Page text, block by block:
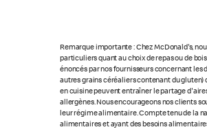
Remarque importante : Chez McDonald's,
particuliers quant au choix de repas ou de
énoncés par nos fournisseurs concernant
autres grains céréaliers contenant du gluten)
en cuisine peuvent entraîner le partage
allergènes. Nous encourageons nos clients
leur régime alimentaire. Compte tenu de la
alimentaires et ayant des besoins